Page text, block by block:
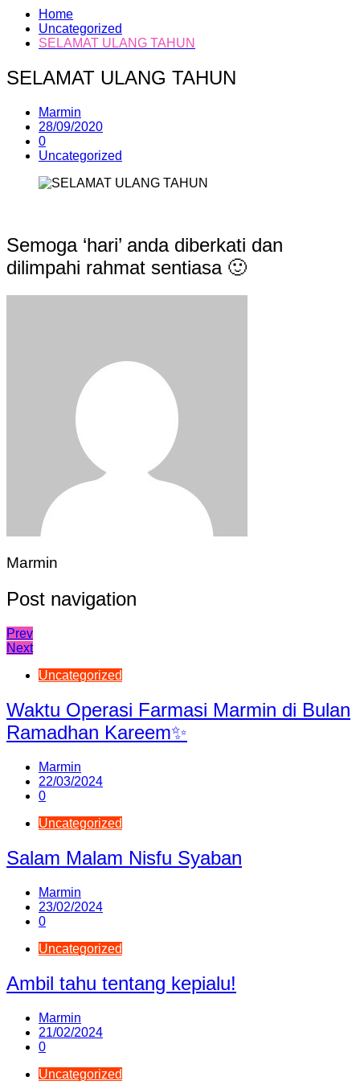
Home
Uncategorized
SELAMAT ULANG TAHUN
SELAMAT ULANG TAHUN
Marmin
28/09/2020
0
Uncategorized
Semoga ‘hari’ anda diberkati dan
dilimpahi rahmat sentiasa 🙂
Marmin
Post navigation
Prev
Next
Uncategorized
Waktu Operasi Farmasi Marmin di Bulan
Ramadhan Kareem✨
Marmin
22/03/2024
0
Uncategorized
Salam Malam Nisfu Syaban
Marmin
23/02/2024
0
Uncategorized
Ambil tahu tentang kepialu!
Marmin
21/02/2024
0
Uncategorized